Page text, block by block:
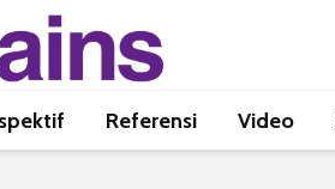
Referensi Video